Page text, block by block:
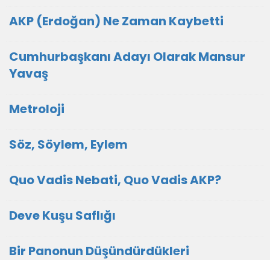
AKP (Erdoğan) Ne Zaman Kaybetti
Cumhurbaşkanı Adayı Olarak Mansur
Yavaş
Metroloji
Söz, Söylem, Eylem
Quo Vadis Nebati, Quo Vadis AKP?
Deve Kuşu Saflığı
Bir Panonun Düşündürdükleri